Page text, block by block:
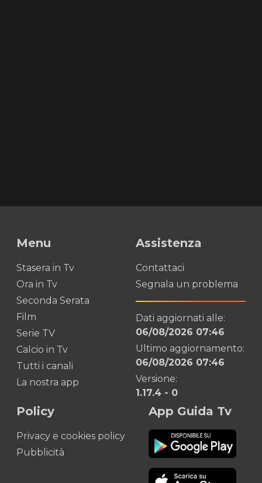
Menu
Stasera in Tv
Ora in Tv
Seconda Serata
Film
Serie TV
Calcio in Tv
Tutti i canali
La nostra app
Assistenza
Contattaci
Segnala un problema
Dati aggiornati alle:
06/08/2026 07:46
Ultimo aggiornamento:
06/08/2026 07:46
Versione:
1.17.4 - 0
Policy
Privacy e cookies policy
Pubblicità
App Guida Tv